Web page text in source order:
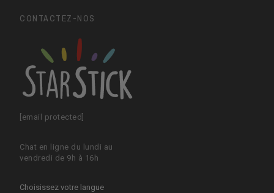
CONTACTEZ-NOS
[email protected]
Chat en ligne du lundi au
vendredi de 9h à 16h
Choisissez votre langue